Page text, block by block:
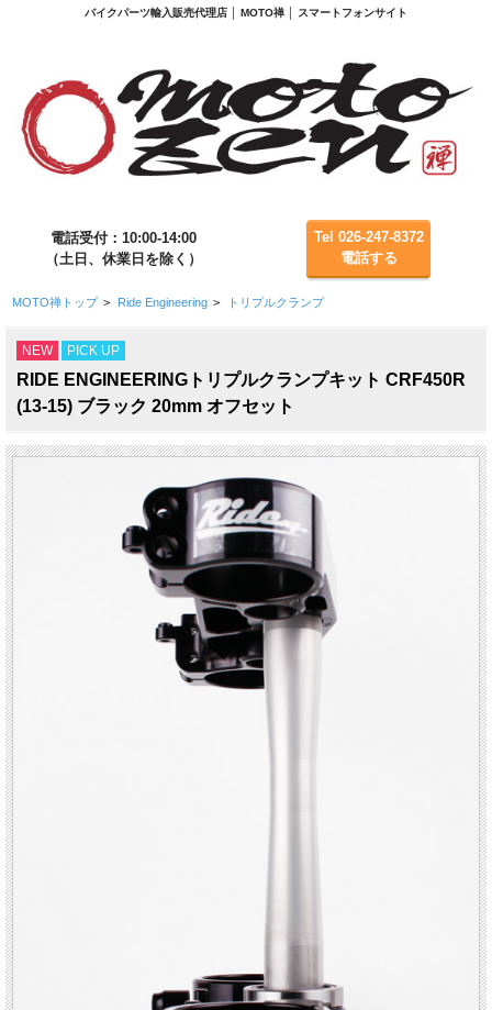
バイクパーツ輸入販売代理店 │ MOTO禅 │ スマートフォンサイト
電話受付：10:00-14:00
（土日、休業日を除く）
Tel 026-247-8372
電話する
MOTO禅トップ > Ride Engineering > トリプルクランプ
NEW PICK UP
RIDE ENGINEERINGトリプルクランプキット CRF450R
(13-15) ブラック 20mm オフセット